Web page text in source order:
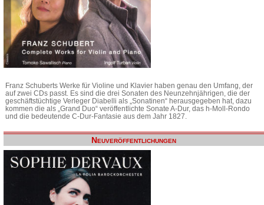
Franz Schuberts Werke für Violine und Klavier haben genau den Umfang, der
auf zwei CDs passt. Es sind die drei Sonaten des Neunzehnjährigen, die der
geschäftstüchtige Verleger Diabelli als „Sonatinen“ herausgegeben hat, dazu
kommen die als „Grand Duo“ veröffentlichte Sonate A-Dur, das h-Moll-Rondo
und die bedeutende C-Dur-Fantasie aus dem Jahr 1827.
Neuveröffentlichungen